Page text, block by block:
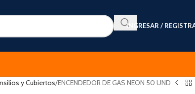
INGRESAR /
y Cubiertos ENCENDEDOR DE GAS NEON 50 UND